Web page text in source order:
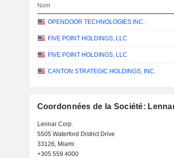
Nom
OPENDOOR TECHNOLOGIES INC.
FIVE POINT HOLDINGS, LLC
FIVE POINT HOLDINGS, LLC
CANTON STRATEGIC HOLDINGS, INC.
Coordonnées de la Société:
Lennar Corp.
5505 Waterford District Drive
33126, Miami
+305 559 4000